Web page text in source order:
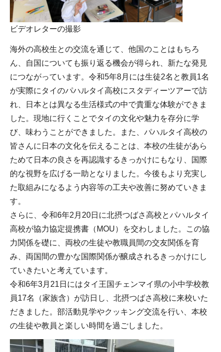
ビデオレターの撮影
海外の高校生との交流を通じて、他国のことはもちろ
ん、自国についても振り返る機会が得られ、新たな発見
につながっています。令和5年8月には生徒2名と教員1名
が実際にタイのパハルタイ高校にスタディーツアーで訪
れ、日本とは異なる生活様式の中で貴重な体験ができま
した。現地に行くことでタイの文化や魅力を存分に学
び、味わうことができました。また、パハルタイ高校の
皆さんに日本の文化を伝えることは、本校の生徒があら
ためて日本の良さを再認識するきっかけにもなり、国際
的な視野を広げる一助となりました。今後もより充実し
た取組みになるよう内容等の工夫や改善に努めていきま
す。
さらに、令和6年2月20日に北摂つばさ高校とパハルタイ
高校が協力協定提携書（MOU）を交わしました。この協
力関係を礎に、両校の生徒や教職員間の交友関係を育
み、両国間の豊かな国際関係が醸成されるきっかけにし
ていきたいと考えています。
令和6年3月21日にはタイ王国チェンマイ県の小中学校教
員17名（家族含）が訪日し、北摂つばさ高校に来校いた
だきました。部活動見学やクッキング交流を行い、本校
の生徒や教員と楽しい時間を過ごしました。